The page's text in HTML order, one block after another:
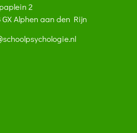
2
GX Alphen aan den Rijn